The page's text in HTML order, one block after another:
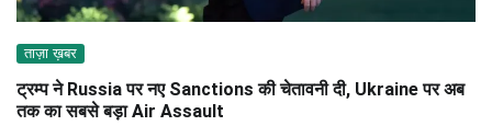
ताज़ा ख़बर
ट्रम्प ने Russia पर नए Sanctions की चेतावनी दी, Ukraine पर अब
तक का सबसे बड़ा Air Assault